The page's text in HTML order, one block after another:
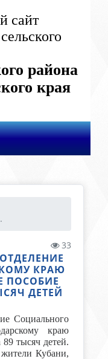
сайт
района
края
33
КРАЮ
ПОСОБИЕ
ДЕТЕЙ
Социального
краю
тысяч детей.
Кубани,